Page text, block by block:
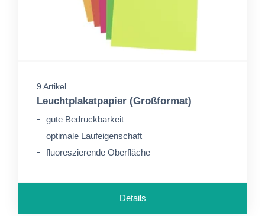
9 Artikel
Leuchtplakatpapier (Großformat)
gute Bedruckbarkeit
optimale Laufeigenschaft
fluoreszierende Oberfläche
Details